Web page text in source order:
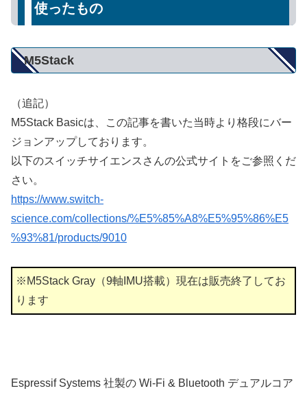
使ったもの
M5Stack
（追記）
M5Stack Basicは、この記事を書いた当時より格段にバー
ジョンアップしております。
以下のスイッチサイエンスさんの公式サイトをご参照くだ
さい。
https://www.switch-
science.com/collections/%E5%85%A8%E5%95%86%E5
%93%81/products/9010
※M5Stack Gray（9軸IMU搭載）現在は販売終了してお
ります
Espressif Systems 社製の Wi-Fi & Bluetooth デュアルコア